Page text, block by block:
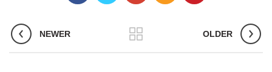
NEWER OLDER